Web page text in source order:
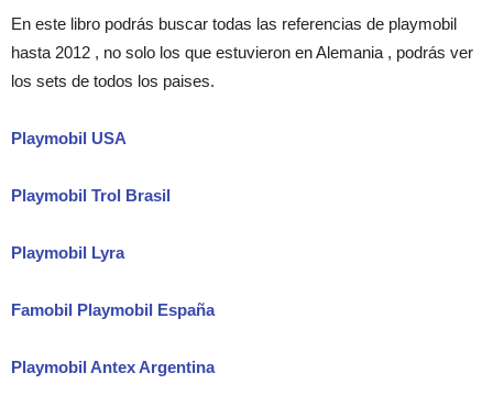
En este libro podrás buscar todas las referencias de playmobil
hasta 2012 , no solo los que estuvieron en Alemania , podrás ver
los sets de todos los paises.
Playmobil USA
Playmobil Trol Brasil
Playmobil Lyra
Famobil Playmobil España
Playmobil Antex Argentina